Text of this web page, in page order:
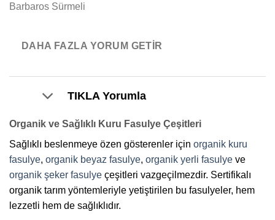
fd
o
t
5
Barbaros Sürmeli
DAHA FAZLA YORUM GETIR
TIKLA Yorumla
Organik ve Sağlıklı Kuru Fasulye Çeşitleri
Sağlıklı beslenmeye özen gösterenler için organik kuru
fasulye, organik beyaz fasulye, organik yerli fasulye ve
organik şeker fasulye çeşitleri vazgeçilmezdir. Sertifikalı
organik tarım yöntemleriyle yetiştirilen bu fasulyeler, hem
lezzetli hem de sağlıklıdır.